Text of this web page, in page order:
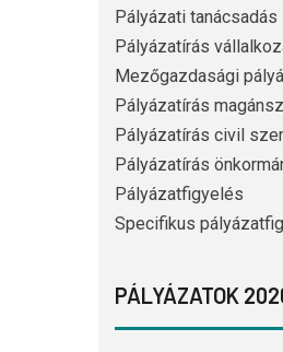
Pályázati tanácsadás
Pályázatírás
Mezőgazdasági
Pályázatírás
Pályázatírás civil
Pályázatírás
Pályázatfigyelés
Specifikus
PÁLYÁZATOK